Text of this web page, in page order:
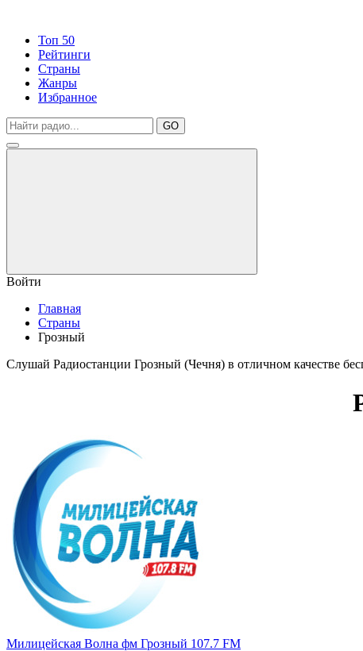
Топ 50
Рейтинги
Страны
Жанры
Избранное
GO
Войти
Главная
Страны
Грозный
Слушай Радиостанции Грозный (Чечня) в отличном качестве
Милицейская Волна фм Грозный 107.7 FM